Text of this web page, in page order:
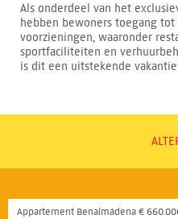
Als onderdeel van het
hebben bewoners toegang tot
voorzieningen, waaronder
sportfaciliteiten en
is dit een uitstekende
Appartement Benalmádena €